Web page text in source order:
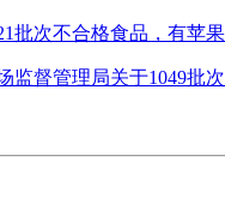
批次不合格食品，有苹
监督管理局关于1049批